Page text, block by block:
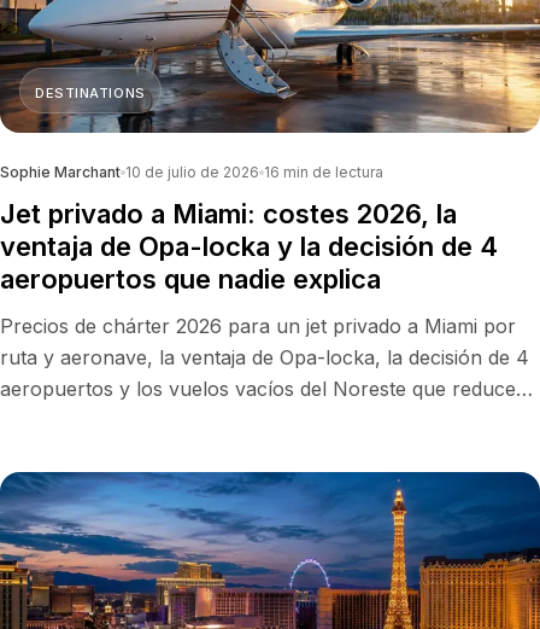
DESTINATIONS
Sophie Marchant 10 de julio de 2026 16 min de lectura
Jet privado a Miami: costes 2026, la
ventaja de Opa-locka y la decisión de 4
aeropuertos que nadie explica
Precios de chárter 2026 para un jet privado a Miami por
ruta y aeronave, la ventaja de Opa-locka, la decisión de 4
aeropuertos y los vuelos vacíos del Noreste que reducen